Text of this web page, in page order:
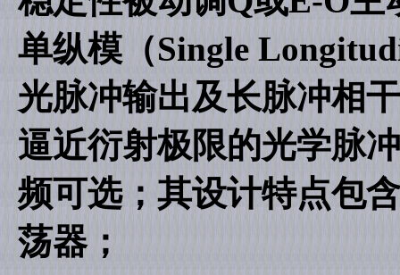
单纵模（Single
光脉冲输出及长脉冲相
逼近衍射极限的光学脉
频可选；其设计特点包
荡器；